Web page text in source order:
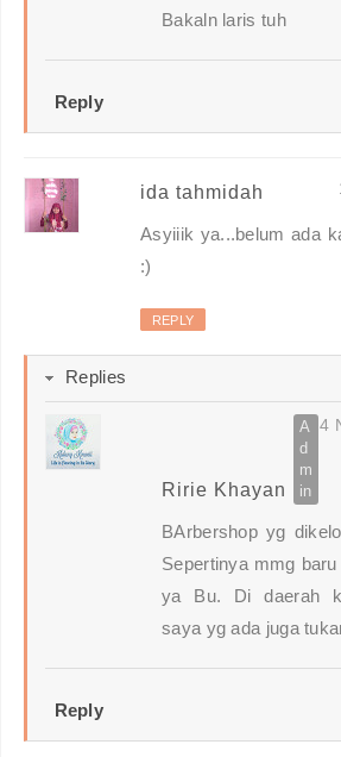
Bakaln laris tuh
Reply
ida tahmidah
Asyiiik ya...belum ada
:)
REPLY
Replies
Ririe Khayan
4
BArbershop yg
Sepertinya mmg
ya Bu. Di daerah
saya yg ada juga
Reply